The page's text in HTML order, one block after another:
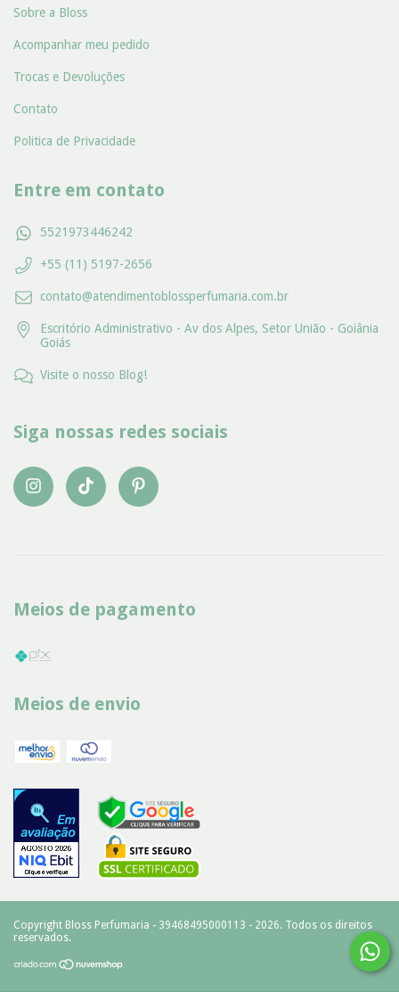
Sobre a Bloss
Acompanhar meu pedido
Trocas e Devoluções
Contato
Politica de Privacidade
Entre em contato
5521973446242
+55 (11) 5197-2656
contato@atendimentoblossperfumaria.com.br
Escritório Administrativo - Av dos Alpes, Setor União - Goiânia
Goiás
Visite o nosso Blog!
Siga nossas redes sociais
Meios de pagamento
Meios de envio
Copyright Bloss Perfumaria - 39468495000113 - 2026. Todos os direitos
reservados.